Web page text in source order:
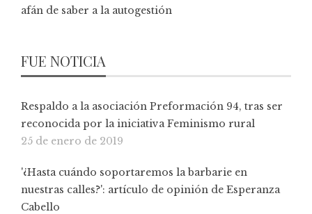
afán de saber a la autogestión
FUE NOTICIA
Respaldo a la asociación Preformación 94, tras ser
reconocida por la iniciativa Feminismo rural
25 de enero de 2019
'¿Hasta cuándo soportaremos la barbarie en
nuestras calles?': artículo de opinión de Esperanza
Cabello